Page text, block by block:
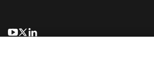
新しいタブで開く
新しいタブで開く